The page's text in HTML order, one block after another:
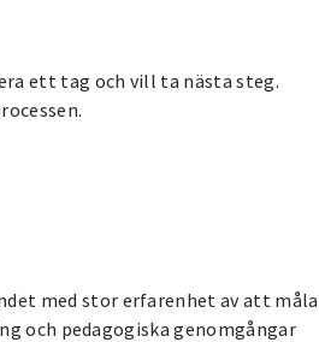
ett tag och vill ta nästa steg.
med stor erfarenhet av att måla
och pedagogiska genomgångar